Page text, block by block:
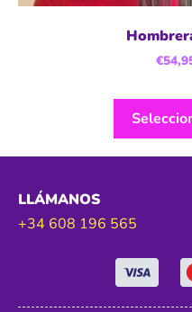
€
LLÁMANOS
+34 608 196 565